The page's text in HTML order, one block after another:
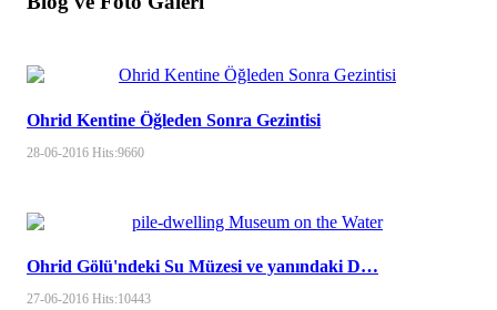
Ohrid Kentine Öğleden Sonra Gezintisi
28-06-2016 Hits:9660
Ohrid Gölü'ndeki Su Müzesi ve yanındaki D…
27-06-2016 Hits:10443